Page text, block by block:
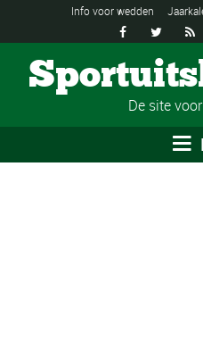
Info voor wedden
  
De site